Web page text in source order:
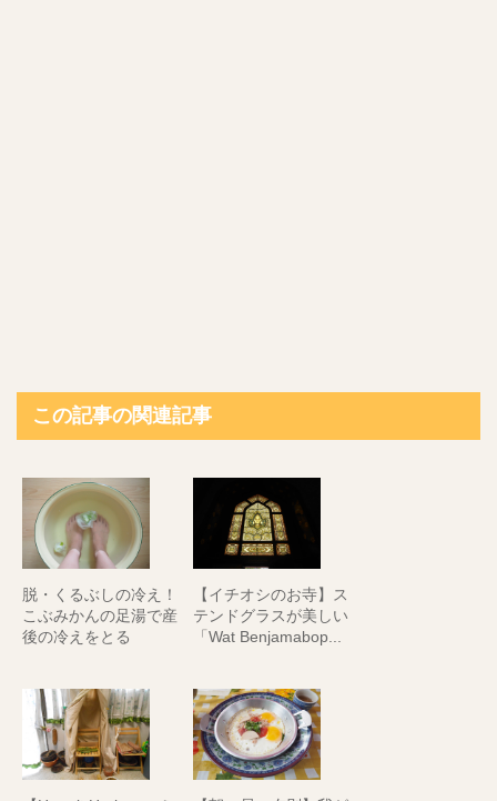
この記事の関連記事
脱・くるぶしの冷え！
こぶみかんの足湯で産
後の冷えをとる
【イチオシのお寺】ス
テンドグラスが美しい
「Wat Benjamabop...